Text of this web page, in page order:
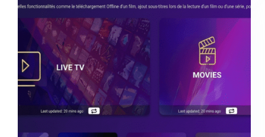
Expérience
IPTV
Premium
en
France
en
2026